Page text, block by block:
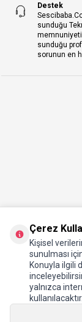
Destek
sunduğu
sunduğu
sorunun en
Çerez
Kişisel
sunulması
Konuyla ilgili
yalnızca
kullanılacaktır.